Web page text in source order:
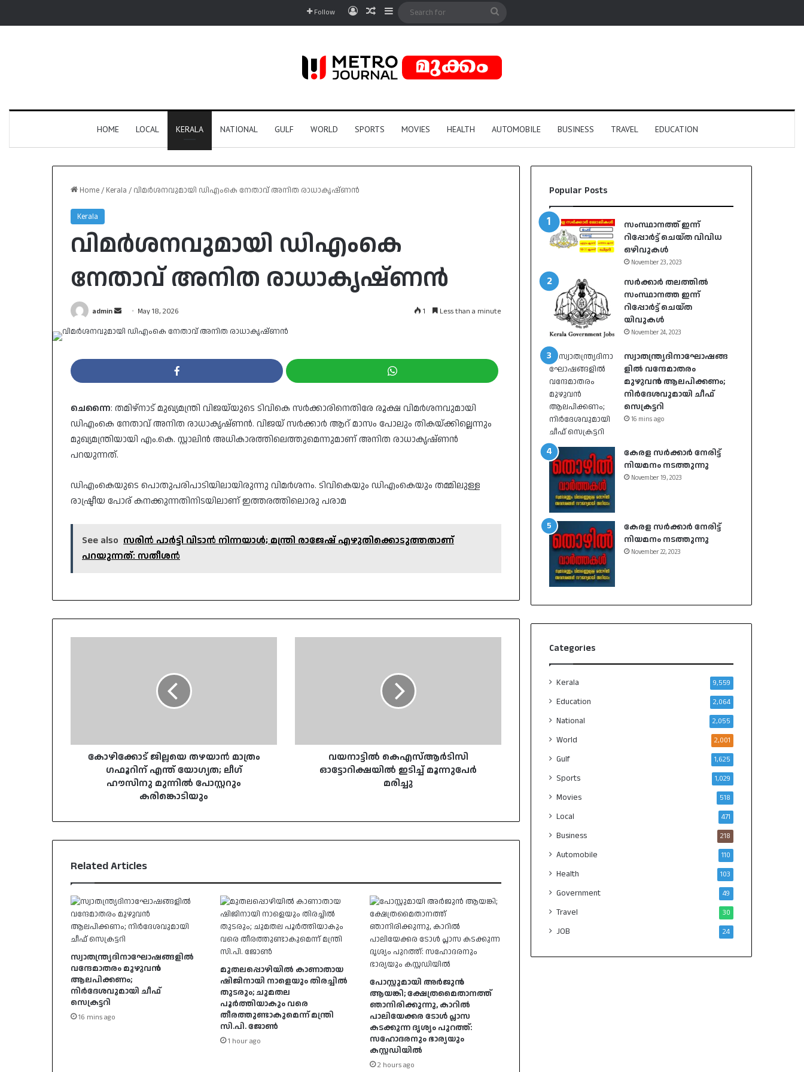
Follow Log InRandom Article
Sidebar
Search
HOME LOCAL KERALA NATIONAL GULF WORLD SPORTS MOVIES HEALTH AUTOMOBILE BUSINESS TRAVEL EDUCATION
Home/ Kerala / വിമർശനവുമായി ഡിഎംകെ നേതാവ് അനിത രാധാകൃഷ്ണൻ
Kerala
വിമർശനവുമായി ഡിഎംകെ
നേതാവ് അനിത രാധാകൃഷ്ണൻ
admin
Send May 18, 2026 1 Less than a minute
ചെന്നൈ: തമിഴ്നാട് മുഖ‍്യമന്ത്രി വിജയ്‌യുടെ ടിവികെ സർക്കാരിനെതിരേ രൂക്ഷ വിമർശനവുമായി
ഡിഎംകെ നേതാവ് അനിത രാധാകൃഷ്ണൻ. വിജയ് സർക്കാർ ആറ് മാസം പോലും തികയ്ക്കില്ലെന്നും
മുഖ‍്യമന്ത്രിയായി എം.കെ. സ്റ്റാലിൻ അധികാരത്തിലെത്തുമെന്നുമാണ് അനിത രാധാകൃഷ്ണൻ
പറയുന്നത്.
ഡിഎംകെയുടെ പൊതുപരിപാടിയിലായിരുന്നു വിമർശനം. ടിവികെയും ഡിഎംകെയും തമ്മിലുള്ള
രാഷ്ട്രീയ പോര് കനക്കുന്നതിനിടയിലാണ് ഇത്തരത്തിലൊരു പരാമ
See also സരിൻ പാർട്ടി വിടാൻ നിന്നയാൾ; മന്ത്രി രാജേഷ് എഴുതിക്കൊടുത്തതാണ്
പറയുന്നത്: സതീശൻ
ഹൗസിനു
മുന്നിൽ
കരിങ്കൊടിയും
കോഴിക്കോട് ജില്ലയെ തഴയാൻ മാത്രം
ഗഫൂറിന് എന്ത് യോഗ‍്യത; ലീഗ്
ഹൗസിനു മുന്നിൽ പോസ്റ്ററും
കരിങ്കൊടിയും
വയനാട്ടില്‍ കെഎസ്ആര്‍ടിസി
ഓട്ടോറിക്ഷയില്‍ ഇടിച്ച് മൂന്നുപേര്‍
മരിച്ചു
Related Articles
സ്വാതന്ത്ര്യദിനാഘോഷങ്ങളിൽ
വന്ദേമാതരം മുഴുവൻ
ആലപിക്കണം;
നിർദേശവുമായി ചീഫ്
സെക്രട്ടറി
16 mins ago
മുതലപ്പൊഴിയിൽ കാണാതായ
ഷിജിനായി നാളെയും തിരച്ചിൽ
തുടരും; ചുമതല
പൂർത്തിയാകും വരെ
തീരത്തുണ്ടാകുമെന്ന് മന്ത്രി
സി.പി. ജോൺ
1 hour ago
പോസ്റ്റുമായി അർജുൻ
ആയങ്കി; ക്ഷേത്രമൈതാനത്ത്
ഞാനിരിക്കുന്നു, കാറിൽ
പാലിയേക്കര ടോൾ പ്ലാസ
കടക്കുന്ന ദൃശ്യം പുറത്ത്:
സഹോദരനും ഭാര്യയും
കസ്റ്റഡിയിൽ
2 hours ago
Popular Posts
സംസ്ഥാനത്ത് ഇന്ന്
റിപ്പോർട്ട് ചെയ്ത വിവിധ
ഒഴിവുകൾ
November 23, 2023
സർക്കാർ തലത്തിൽ
സംസ്ഥാനത്ത ഇന്ന്
റിപ്പോർട്ട് ചെയ്ത
യിവുകൾ
November 24, 2023
സ്വാതന്ത്ര്യദിനാഘോഷങ്ങ
ളിൽ വന്ദേമാതരം
മുഴുവൻ ആലപിക്കണം;
നിർദേശവുമായി ചീഫ്
സെക്രട്ടറി
16 mins ago
കേരള സർക്കാർ നേരിട്ട്
നിയമനം നടത്തുന്നു
November 19, 2023
കേരള സർക്കാർ നേരിട്ട്
നിയമനം നടത്തുന്നു
November 22, 2023
Categories
Kerala 9,559
Education 2,064
National 2,055
World 2,001
Gulf 1,625
Sports 1,029
Movies 518
Local 471
Business 218
Automobile 110
Health 103
Government 49
Travel 30
JOB 24